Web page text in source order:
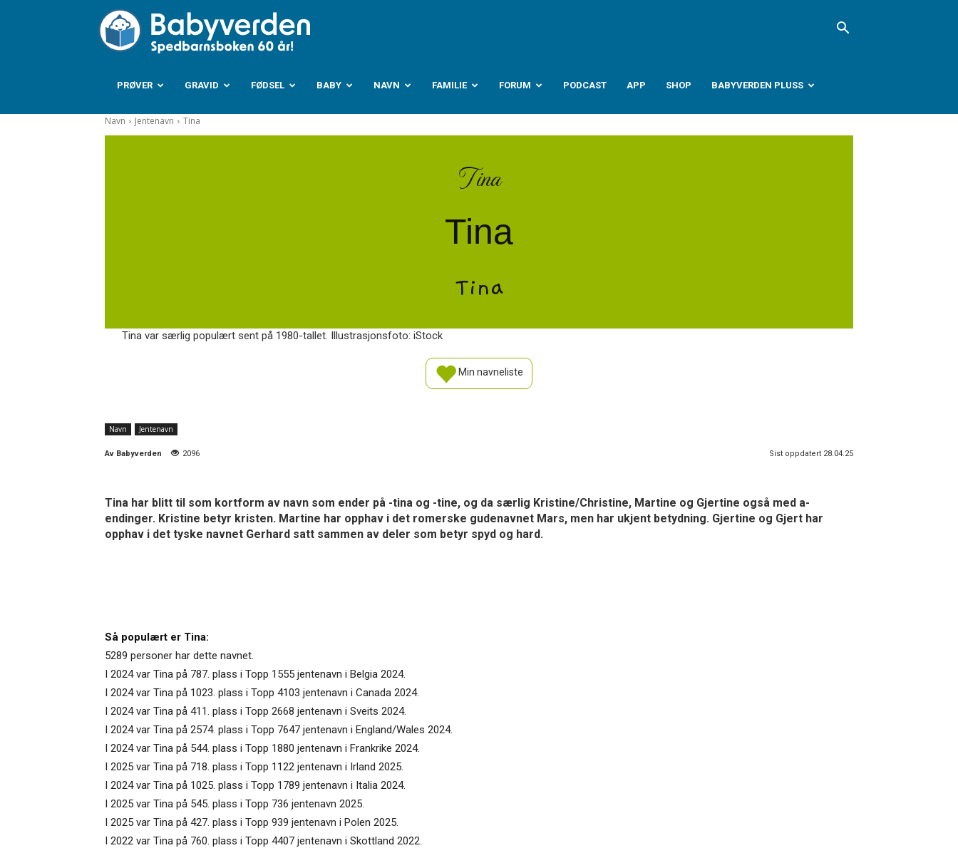
Babyverden.no
PRØVER GRAVID FØDSEL BABY NAVN FAMILIE FORUM PODCAST APP SHOP BABYVERDEN PLUSS
Navn Jentenavn Tina
Tina
Tina
Tina
Tina var særlig populært sent på 1980-tallet. Illustrasjonsfoto: iStock
Min navneliste
Navn Jentenavn
Av Babyverden 2096 Sist oppdatert 28.04.25
Tina har blitt til som kortform av navn som ender på -tina og -tine, og da særlig Kristine/Christine, Martine og Gjertine også med a-
endinger. Kristine betyr kristen. Martine har opphav i det romerske gudenavnet Mars, men har ukjent betydning. Gjertine og Gjert har
opphav i det tyske navnet Gerhard satt sammen av deler som betyr spyd og hard.
Så populært er Tina:
5289 personer har dette navnet.
I 2024 var Tina på 787. plass i Topp 1555 jentenavn i Belgia 2024.
I 2024 var Tina på 1023. plass i Topp 4103 jentenavn i Canada 2024.
I 2024 var Tina på 411. plass i Topp 2668 jentenavn i Sveits 2024.
I 2024 var Tina på 2574. plass i Topp 7647 jentenavn i England/Wales 2024.
I 2024 var Tina på 544. plass i Topp 1880 jentenavn i Frankrike 2024.
I 2025 var Tina på 718. plass i Topp 1122 jentenavn i Irland 2025.
I 2024 var Tina på 1025. plass i Topp 1789 jentenavn i Italia 2024.
I 2025 var Tina på 545. plass i Topp 736 jentenavn 2025.
I 2025 var Tina på 427. plass i Topp 939 jentenavn i Polen 2025.
I 2022 var Tina på 760. plass i Topp 4407 jentenavn i Skottland 2022.